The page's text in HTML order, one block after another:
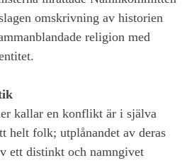
omskrivning av historien
religion med
kallar en konflikt är i själva
helt folk; utplånandet av deras
ett distinkt och namngivet